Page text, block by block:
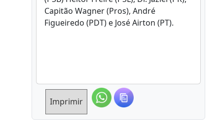
Capitão Wagner (Pros), André
Figueiredo (PDT) e José Airton (PT).
Imprimir